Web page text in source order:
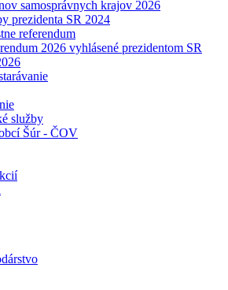
samosprávnych krajov 2026
prezidenta SR 2024
referendum
2026 vyhlásené prezidentom SR
služby
Šúr - ČOV